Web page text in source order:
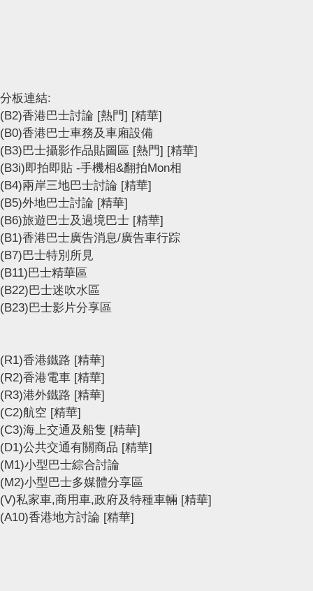
分板連結:
(B2)香港巴士討論 [熱門] [精華]
(B0)香港巴士車務及車廂設備
(B3)巴士攝影作品貼圖區 [熱門] [精華]
(B3i)即拍即貼 -手機相&翻拍Mon相
(B4)兩岸三地巴士討論 [精華]
(B5)外地巴士討論 [精華]
(B6)旅遊巴士及過境巴士 [精華]
(B1)香港巴士廣告消息/廣告車行踪
(B7)巴士特別所見
(B11)巴士精華區
(B22)巴士迷吹水區
(B23)巴士影片分享區
(R1)香港鐵路 [精華]
(R2)香港電車 [精華]
(R3)港外鐵路 [精華]
(C2)航空 [精華]
(C3)海上交通及船隻 [精華]
(D1)公共交通有關商品 [精華]
(M1)小型巴士綜合討論
(M2)小型巴士多媒體分享區
(V)私家車,商用車,政府及特種車輛 [精華]
(A10)香港地方討論 [精華]